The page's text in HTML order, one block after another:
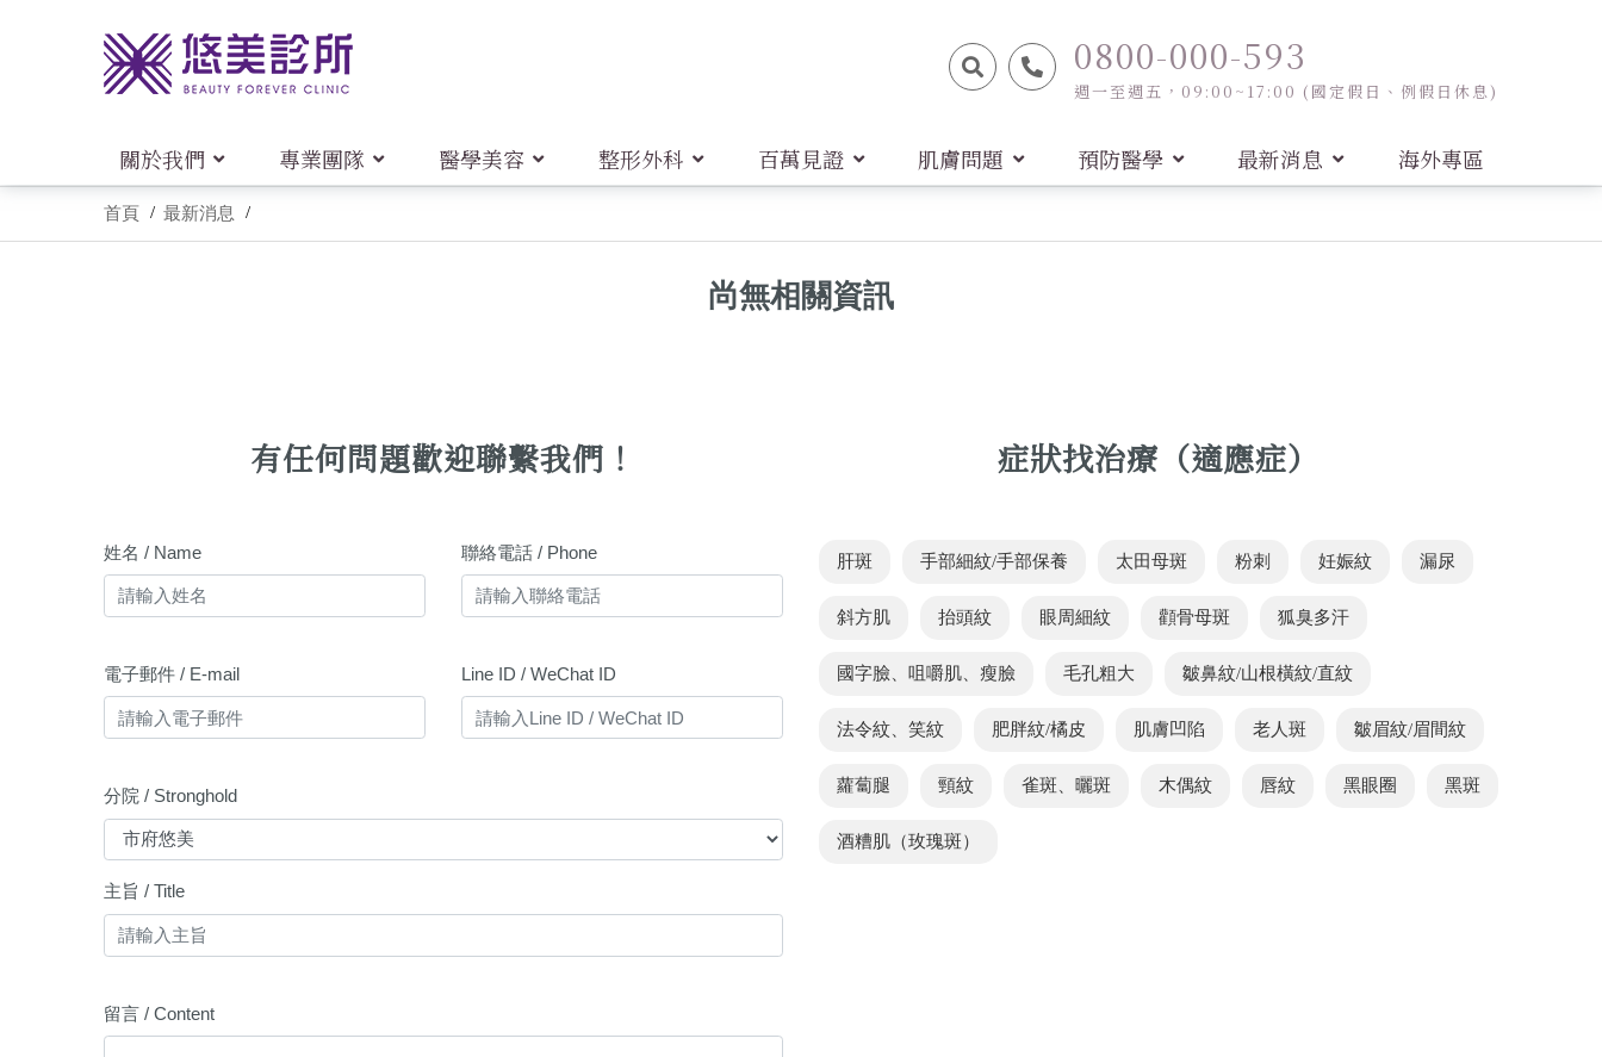
0800-000-593
週一至週五，09:00~17:00 (國定假日、例假日休息)
關於我們 專業團隊 醫學美容 整形外科 百萬見證 肌膚問題 預防醫學 最新消息 海外專區
首頁 最新消息
尚無相關資訊
有任何問題歡迎聯繫我們！
姓名 / Name 聯絡電話 / Phone
電子郵件 / E-mail Line ID / WeChat ID
分院 / Stronghold
主旨 / Title
留言 / Content
症狀找治療（適應症）
肝斑 手部細紋/手部保養 太田母斑 粉刺 妊娠紋 漏尿
斜方肌 抬頭紋 眼周細紋 顴骨母斑 狐臭多汗
國字臉、咀嚼肌、瘦臉 毛孔粗大 皺鼻紋/山根橫紋/直紋
法令紋、笑紋 肥胖紋/橘皮 肌膚凹陷 老人斑 皺眉紋/眉間紋
蘿蔔腿 頸紋 雀斑、曬斑 木偶紋 唇紋 黑眼圈 黑斑
酒糟肌（玫瑰斑）